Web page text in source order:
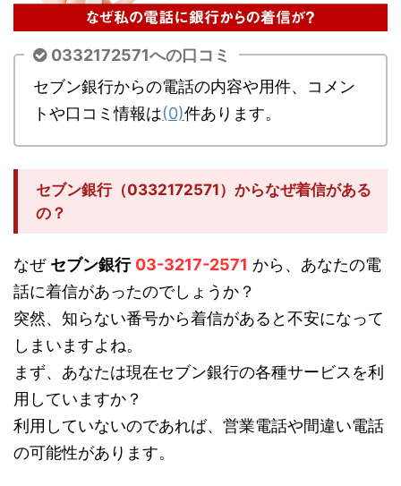
0332172571への口コミ
セブン銀行からの電話の内容や用件、コメン
トや口コミ情報は(0)件あります。
セブン銀行（0332172571）からなぜ着信がある
の？
なぜ セブン銀行 03-3217-2571 から、あなたの電
話に着信があったのでしょうか？
突然、知らない番号から着信があると不安になって
しまいますよね。
まず、あなたは現在セブン銀行の各種サービスを利
用していますか？
利用していないのであれば、営業電話や間違い電話
の可能性があります。